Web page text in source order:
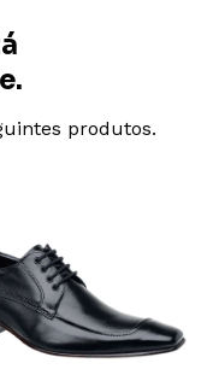
produtos.